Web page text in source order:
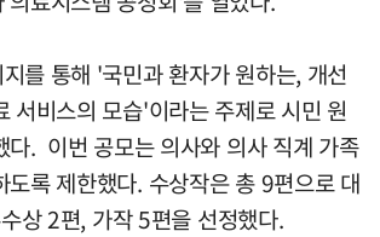
를 통해 '국민과 환자가 원하는, 개선
서비스의 모습'이라는 주제로 시민 원
다. 이번 공모는 의사와 의사 직계 가족
도록 제한했다. 수상작은 총 9편으로 대
상 2편, 가작 5편을 선정했다.